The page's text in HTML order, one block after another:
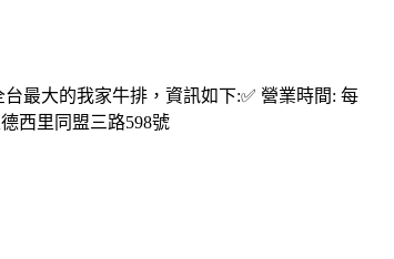
最大的我家牛排，資訊如下:✅ 營業時間: 每
西里同盟三路598號